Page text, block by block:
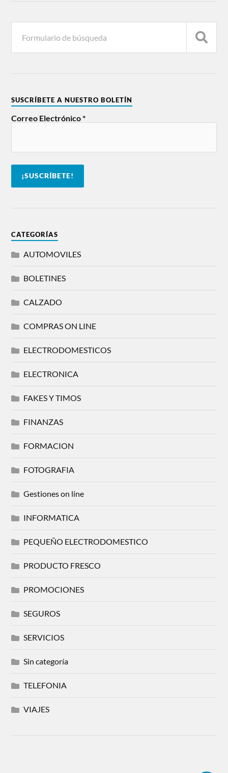
SUSCRÍBETE A NUESTRO BOLETÍN
Correo Electrónico*
CATEGORÍAS
AUTOMOVILES
BOLETINES
CALZADO
COMPRAS ON LINE
ELECTRODOMESTICOS
ELECTRONICA
FAKES Y TIMOS
FINANZAS
FORMACION
FOTOGRAFIA
Gestiones on line
INFORMATICA
PEQUEÑO ELECTRODOMESTICO
PRODUCTO FRESCO
PROMOCIONES
SEGUROS
SERVICIOS
Sin categoría
TELEFONIA
VIAJES